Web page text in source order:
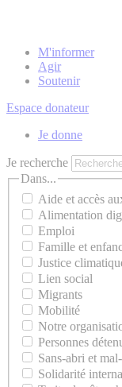
M'informer
Agir
Soutenir
Espace donateur
Je donne
Je recherche
Dans...
Aide et accès
Alimentation
Emploi
Famille et
Justice
Lien social
Migrants
Mobilité
Notre
Personnes
Sans-abri et
Solidarité